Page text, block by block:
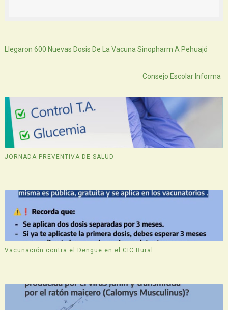
Llegaron 600 Nuevas Dosis De La Vacuna Sinopharm A Pehuajó
Consejo Escolar Informa
JORNADA PREVENTIVA DE SALUD
Vacunación contra el Dengue en el CIC Rural